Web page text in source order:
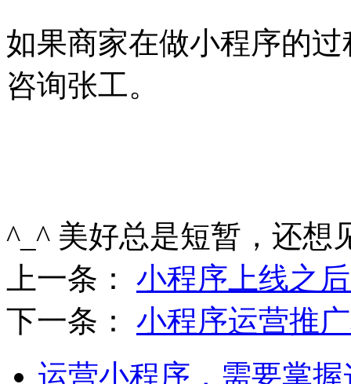
如果商家在做小程序的
咨询张工。
^_^ 美好总是短暂，还想
上一条： 小程序上线之
下一条： 小程序运营推
运营小程序，需要掌